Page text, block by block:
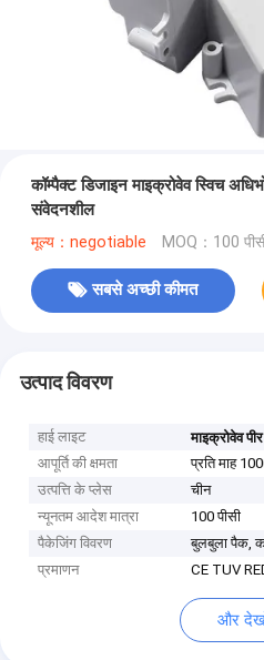
कॉम्पैक्ट डिजाइन माइक्रोवेव स्विच
संवेदनशील
मूल्य：negotiable MOQ：100
सबसे अच्छी कीमत
उत्पाद विवरण
हाई लाइट माइक्रोवेव
आपूर्ति की क्षमता
प्रति माह
उत्पत्ति के प्लेस
चीन
न्यूनतम आदेश मात्रा
100 पीसी
पैकेजिंग विवरण
बुलबुला पैक,
प्रमाणन
CE TUV
और